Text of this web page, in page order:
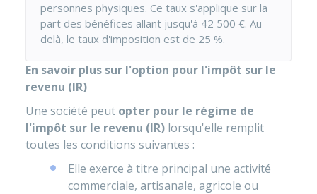
personnes physiques. Ce taux s'applique sur la
part des bénéfices allant jusqu'à 42 500 €. Au
delà, le taux d'imposition est de 25 %.
En savoir plus sur l'option pour l'impôt sur le
revenu (IR)
Une société peut opter pour le régime de
l'impôt sur le revenu (IR) lorsqu'elle remplit
toutes les conditions suivantes :
Elle exerce à titre principal une activité
commerciale, artisanale, agricole ou